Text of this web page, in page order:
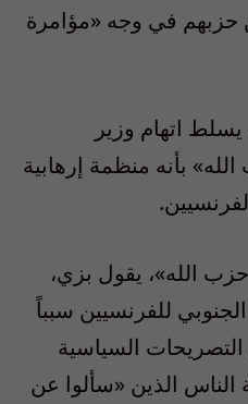
حزبهم في وجه «مؤامرة
اتهام وزير
بأنه منظمة إرهابية
الله»، يقول بزي،
للفرنسيين سبباً
السياسية
الناس الذين «سألوا عن